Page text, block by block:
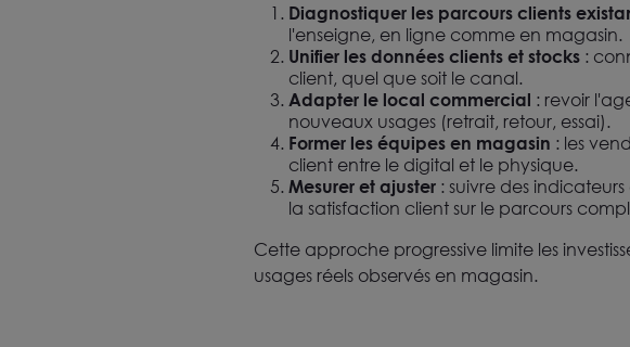
Diagnostiquer les parcours clients
l'enseigne, en ligne comme en magasin.
Unifier les données clients et stocks :
client, quel que soit le canal.
Adapter le local commercial : revoir
nouveaux usages (retrait, retour, essai).
Former les équipes en magasin : les
client entre le digital et le physique.
Mesurer et ajuster : suivre des
la satisfaction client sur le parcours
Cette approche progressive limite les
usages réels observés en magasin.